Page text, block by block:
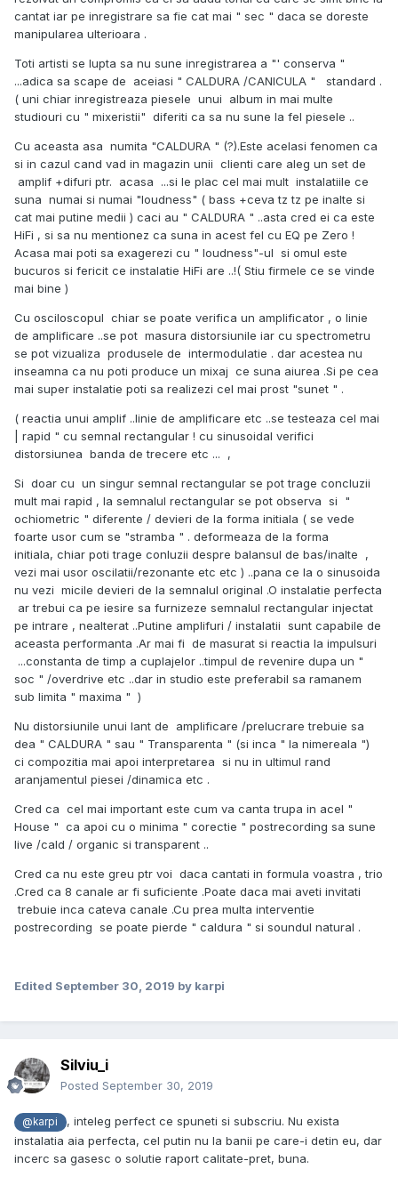
cantat iar pe inregistrare sa fie cat mai " sec " daca se doreste
manipularea ulterioara .
Toti artisti se lupta sa nu sune inregistrarea a "' conserva "
...adica sa scape de aceiasi " CALDURA /CANICULA " standard .
( uni chiar inregistreaza piesele unui album in mai multe
studiouri cu " mixeristii" diferiti ca sa nu sune la fel piesele ..
Cu aceasta asa numita "CALDURA " (?).Este acelasi fenomen ca
si in cazul cand vad in magazin unii clienti care aleg un set de
amplif +difuri ptr. acasa ...si le plac cel mai mult instalatiile ce
suna numai si numai "loudness" ( bass +ceva tz tz pe inalte si
cat mai putine medii ) caci au " CALDURA " ..asta cred ei ca este
HiFi , si sa nu mentionez ca suna in acest fel cu EQ pe Zero !
Acasa mai poti sa exagerezi cu " loudness"-ul si omul este
bucuros si fericit ce instalatie HiFi are ..!( Stiu firmele ce se vinde
mai bine )
Cu osciloscopul chiar se poate verifica un amplificator , o linie
de amplificare ..se pot masura distorsiunile iar cu spectrometru
se pot vizualiza produsele de intermodulatie . dar acestea nu
inseamna ca nu poti produce un mixaj ce suna aiurea .Si pe cea
mai super instalatie poti sa realizezi cel mai prost "sunet " .
( reactia unui amplif ..linie de amplificare etc ..se testeaza cel mai
| rapid " cu semnal rectangular ! cu sinusoidal verifici
distorsiunea banda de trecere etc ... ,
Si doar cu un singur semnal rectangular se pot trage concluzii
mult mai rapid , la semnalul rectangular se pot observa si "
ochiometric " diferente / devieri de la forma initiala ( se vede
foarte usor cum se "stramba " . deformeaza de la forma
initiala, chiar poti trage conluzii despre balansul de bas/inalte ,
vezi mai usor oscilatii/rezonante etc etc ) ..pana ce la o sinusoida
nu vezi micile devieri de la semnalul original .O instalatie perfecta
ar trebui ca pe iesire sa furnizeze semnalul rectangular injectat
pe intrare , nealterat ..Putine amplifuri / instalatii sunt capabile de
aceasta performanta .Ar mai fi de masurat si reactia la impulsuri
...constanta de timp a cuplajelor ..timpul de revenire dupa un "
soc " /overdrive etc ..dar in studio este preferabil sa ramanem
sub limita " maxima " )
Nu distorsiunile unui lant de amplificare /prelucrare trebuie sa
dea " CALDURA " sau " Transparenta " (si inca " la nimereala ")
ci compozitia mai apoi interpretarea si nu in ultimul rand
aranjamentul piesei /dinamica etc .
Cred ca cel mai important este cum va canta trupa in acel "
House " ca apoi cu o minima " corectie " postrecording sa sune
live /cald / organic si transparent ..
Cred ca nu este greu ptr voi daca cantati in formula voastra , trio
.Cred ca 8 canale ar fi suficiente .Poate daca mai aveti invitati
trebuie inca cateva canale .Cu prea multa interventie
postrecording se poate pierde " caldura " si soundul natural .
Edited September 30, 2019 by karpi
Silviu_i
Posted September 30, 2019
@karpi
, inteleg perfect ce spuneti si subscriu. Nu exista
instalatia aia perfecta, cel putin nu la banii pe care-i detin eu, dar
incerc sa gasesc o solutie raport calitate-pret, buna.